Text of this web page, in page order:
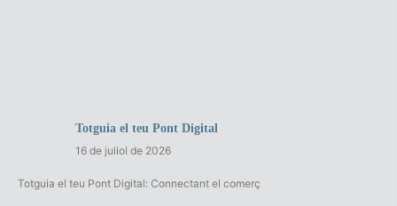
Totguia el teu Pont Digital
16 de juliol de 2026
Totguia el teu Pont Digital: Connectant el comerç